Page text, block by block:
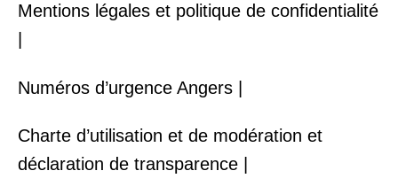
Mentions légales et politique de confidentialité
Numéros d’urgence Angers |
Charte d’utilisation et de modération et
déclaration de transparence |